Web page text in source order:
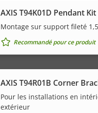
AXIS T94K01D Pendant Kit
Montage sur support fileté
Recommandé pour ce produit
AXIS T94R01B Corner
Pour les installations en
extérieur